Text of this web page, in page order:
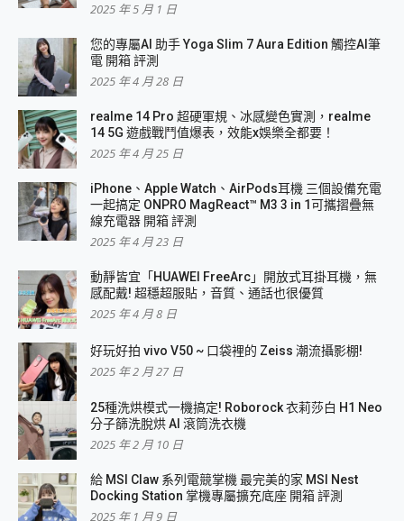
2025 年 5 月 1 日
您的專屬AI 助手 Yoga Slim 7 Aura Edition 觸控AI筆
電 開箱 評測
2025 年 4 月 28 日
realme 14 Pro 超硬軍規、冰感變色實測，realme
14 5G 遊戲戰鬥值爆表，效能x娛樂全都要！
2025 年 4 月 25 日
iPhone、Apple Watch、AirPods耳機 三個設備充電
一起搞定 ONPRO MagReact™ M3 3 in 1可攜摺疊無
線充電器 開箱 評測
2025 年 4 月 23 日
動靜皆宜「HUAWEI FreeArc」開放式耳掛耳機，無
感配戴! 超穩超服貼，音質、通話也很優質
2025 年 4 月 8 日
好玩好拍 vivo V50 ~ 口袋裡的 Zeiss 潮流攝影棚!
2025 年 2 月 27 日
25種洗烘模式一機搞定! Roborock 衣莉莎白 H1 Neo
分子篩洗脫烘 AI 滾筒洗衣機
2025 年 2 月 10 日
給 MSI Claw 系列電競掌機 最完美的家 MSI Nest
Docking Station 掌機專屬擴充底座 開箱 評測
2025 年 1 月 9 日